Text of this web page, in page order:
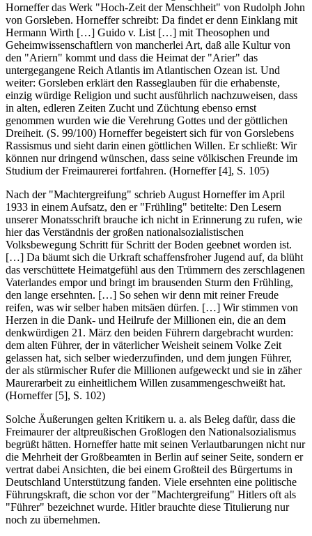
Horneffer das Werk "Hoch-Zeit der Menschheit" von Rudolph John
von Gorsleben. Horneffer schreibt: Da findet er denn Einklang mit
Hermann Wirth […] Guido v. List […] mit Theosophen und
Geheimwissenschaftlern von mancherlei Art, daß alle Kultur von
den "Ariern" kommt und dass die Heimat der "Arier" das
untergegangene Reich Atlantis im Atlantischen Ozean ist. Und
weiter: Gorsleben erklärt den Rasseglauben für die erhabenste,
einzig würdige Religion und sucht ausführlich nachzuweisen, dass
in alten, edleren Zeiten Zucht und Züchtung ebenso ernst
genommen wurden wie die Verehrung Gottes und der göttlichen
Dreiheit. (S. 99/100) Horneffer begeistert sich für von Gorslebens
Rassismus und sieht darin einen göttlichen Willen. Er schließt: Wir
können nur dringend wünschen, dass seine völkischen Freunde im
Studium der Freimaurerei fortfahren. (Horneffer [4], S. 105)
Nach der "Machtergreifung" schrieb August Horneffer im April
1933 in einem Aufsatz, den er "Frühling" betitelte: Den Lesern
unserer Monatsschrift brauche ich nicht in Erinnerung zu rufen, wie
hier das Verständnis der großen nationalsozialistischen
Volksbewegung Schritt für Schritt der Boden geebnet worden ist.
[…] Da bäumt sich die Urkraft schaffensfroher Jugend auf, da blüht
das verschüttete Heimatgefühl aus den Trümmern des zerschlagenen
Vaterlandes empor und bringt im brausenden Sturm den Frühling,
den lange ersehnten. […] So sehen wir denn mit reiner Freude
reifen, was wir selber haben mitsäen dürfen. […] Wir stimmen von
Herzen in die Dank- und Heilrufe der Millionen ein, die an dem
denkwürdigen 21. März den beiden Führern dargebracht wurden:
dem alten Führer, der in väterlicher Weisheit seinem Volke Zeit
gelassen hat, sich selber wiederzufinden, und dem jungen Führer,
der als stürmischer Rufer die Millionen aufgeweckt und sie in zäher
Maurerarbeit zu einheitlichem Willen zusammengeschweißt hat.
(Horneffer [5], S. 102)
Solche Äußerungen gelten Kritikern u. a. als Beleg dafür, dass die
Freimaurer der altpreußischen Großlogen den Nationalsozialismus
begrüßt hätten. Horneffer hatte mit seinen Verlautbarungen nicht nur
die Mehrheit der Großbeamten in Berlin auf seiner Seite, sondern er
vertrat dabei Ansichten, die bei einem Großteil des Bürgertums in
Deutschland Unterstützung fanden. Viele ersehnten eine politische
Führungskraft, die schon vor der "Machtergreifung" Hitlers oft als
"Führer" bezeichnet wurde. Hitler brauchte diese Titulierung nur
noch zu übernehmen.